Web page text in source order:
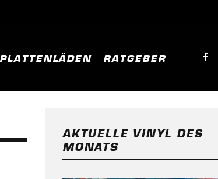
PLATTENLÄDEN RATGEBER
AKTUELLE VINYL DES
MONATS